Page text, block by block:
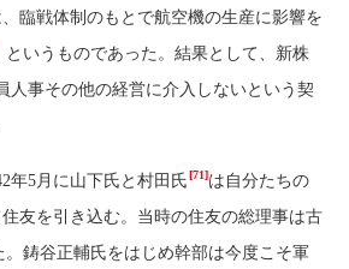
臨戦体制のもとで航空機の生産に影響を
というものであった。結果として、新株
人事その他の経営に介入しないという契
年5月に山下氏と村田氏 [71]は自分たちの
友を引き込む。当時の住友の総理事は古
。鋳谷正輔氏をはじめ幹部は今度こそ軍